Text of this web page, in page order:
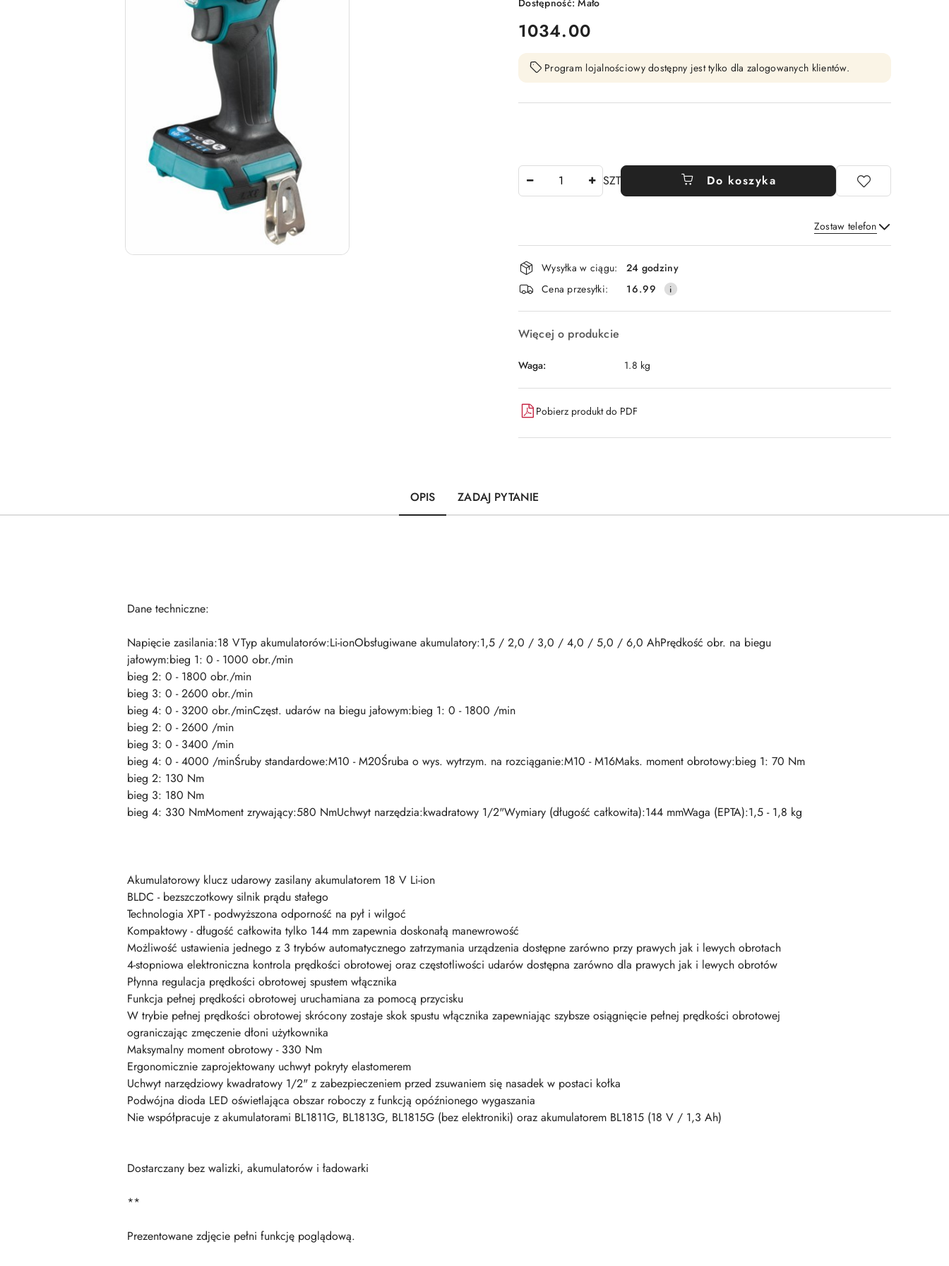
Dostępność:Mało
cena:
1034.00
Program lojalnościowy dostępny jest tylko dla zalogowanych klientów.
SZT Do koszyka
Zostaw telefon
Wyślij
Dostępność
i
dostawa
Wysyłka w ciągu:
24 godziny
Cena przesyłki:
16.99
Więcej o produkcie
Waga: 1.8 kg
Pobierz produkt do PDF
OPIS ZADAJ PYTANIE
Dane techniczne:
Napięcie zasilania:18 VTyp akumulatorów:Li-ionObsługiwane akumulatory:1,5 / 2,0 / 3,0 / 4,0 / 5,0 / 6,0 AhPrędkość obr. na biegu
jałowym:bieg 1: 0 - 1000 obr./min
bieg 2: 0 - 1800 obr./min
bieg 3: 0 - 2600 obr./min
bieg 4: 0 - 3200 obr./minCzęst. udarów na biegu jałowym:bieg 1: 0 - 1800 /min
bieg 2: 0 - 2600 /min
bieg 3: 0 - 3400 /min
bieg 4: 0 - 4000 /minŚruby standardowe:M10 - M20Śruba o wys. wytrzym. na rozciąganie:M10 - M16Maks. moment obrotowy:bieg 1: 70 Nm
bieg 2: 130 Nm
bieg 3: 180 Nm
bieg 4: 330 NmMoment zrywający:580 NmUchwyt narzędzia:kwadratowy 1/2"Wymiary (długość całkowita):144 mmWaga (EPTA):1,5 - 1,8 kg
Akumulatorowy klucz udarowy zasilany akumulatorem 18 V Li-ion
BLDC - bezszczotkowy silnik prądu stałego
Technologia XPT - podwyższona odporność na pył i wilgoć
Kompaktowy - długość całkowita tylko 144 mm zapewnia doskonałą manewrowość
Możliwość ustawienia jednego z 3 trybów automatycznego zatrzymania urządzenia dostępne zarówno przy prawych jak i lewych obrotach
4-stopniowa elektroniczna kontrola prędkości obrotowej oraz częstotliwości udarów dostępna zarówno dla prawych jak i lewych obrotów
Płynna regulacja prędkości obrotowej spustem włącznika
Funkcja pełnej prędkości obrotowej uruchamiana za pomocą przycisku
W trybie pełnej prędkości obrotowej skrócony zostaje skok spustu włącznika zapewniając szybsze osiągnięcie pełnej prędkości obrotowej
ograniczając zmęczenie dłoni użytkownika
Maksymalny moment obrotowy - 330 Nm
Ergonomicznie zaprojektowany uchwyt pokryty elastomerem
Uchwyt narzędziowy kwadratowy 1/2" z zabezpieczeniem przed zsuwaniem się nasadek w postaci kołka
Podwójna dioda LED oświetlająca obszar roboczy z funkcją opóźnionego wygaszania
Nie współpracuje z akumulatorami BL1811G, BL1813G, BL1815G (bez elektroniki) oraz akumulatorem BL1815 (18 V / 1,3 Ah)
Dostarczany bez walizki, akumulatorów i ładowarki
**
Prezentowane zdjęcie pełni funkcję poglądową.